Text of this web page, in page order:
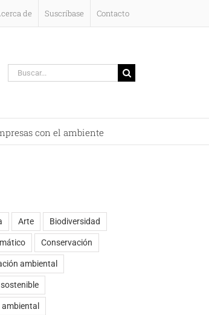
de Suscríbase Contacto
Buscar:
con el ambiente
Arte Biodiversidad
Conservación
ambiental
ambiental